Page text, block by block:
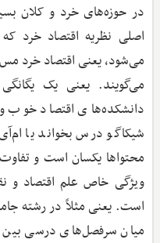
در حوزه‌های خرد و کلان
اصلی نظریه اقتصاد خرد
می‌گویند. یعنی یک
دانشکده‌های اقتصاد خوب
شیکاگو درس بخواند یا
محتواها یکسان است و
ویژگی خاص علم اقتصاد و
است. یعنی مثلاً در رشته
میان سرفصل‌های درسی بین